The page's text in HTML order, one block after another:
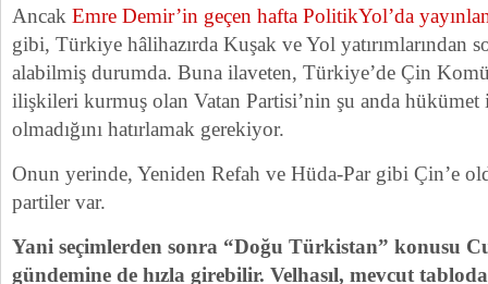
Ancak Emre Demir’in geçen hafta PolitikYol’da
gibi, Türkiye hâlihazırda Kuşak ve Yol yatırımlarından
alabilmiş durumda. Buna ilaveten, Türkiye’de Çin
ilişkileri kurmuş olan Vatan Partisi’nin şu anda hükümet
olmadığını hatırlamak gerekiyor.
Onun yerinde, Yeniden Refah ve Hüda-Par gibi Çin’e
partiler var.
Yani seçimlerden sonra “Doğu Türkistan” konusu
gündemine de hızla girebilir. Velhasıl, mevcut